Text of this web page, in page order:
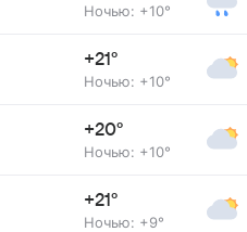
Ночью: +10°
+21°
Ночью: +10°
+20°
Ночью: +10°
+21°
Ночью: +9°